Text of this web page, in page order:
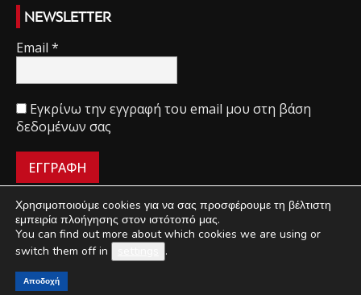
NEWSLETTER
Email *
Εγκρίνω την εγγραφή του email μου στη βάση
δεδομένων σας
ΠΟΙΟΙ ΕΙΜΑΣΤΕ ΟΡΟΙ ΧΡΗΣΗΣ
ΔΙΑΧΕΙΡΙΣΗ ΑΠΟΡΡΗΤΟΥ
ΔΙΑΦΗΜΙΣΗ
©
Χρησιμοποιούμε cookies για να σας προσφέρουμε τη βέλτιστη
εμπειρία πλοήγησης στον ιστότοπό μας.
You can find out more about which cookies we are using or
switch them off in
.
Αποδοχή